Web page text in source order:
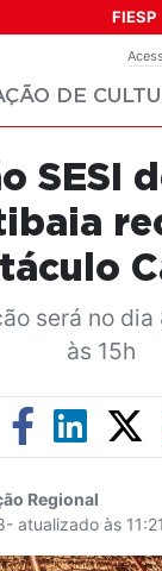
FIESP
DE
SESI
será no dia
às 15h
Regional
atualizado às